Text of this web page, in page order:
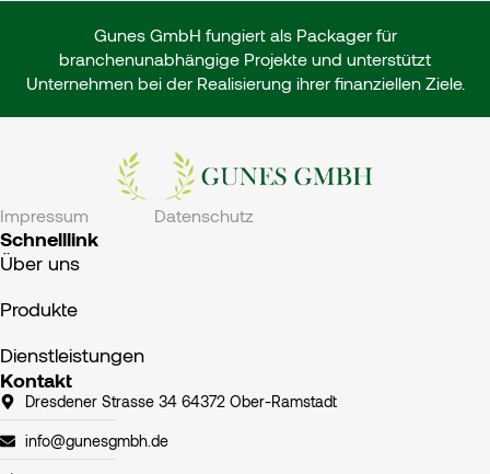
Gunes GmbH fungiert als Packager für
branchenunabhängige Projekte und unterstützt
Unternehmen bei der Realisierung ihrer finanziellen Ziele.
Impressum Datenschutz
Schnelllink
Über uns
Produkte
Dienstleistungen
Kontakt
Dresdener Strasse 34 64372 Ober-Ramstadt
info@gunesgmbh.de